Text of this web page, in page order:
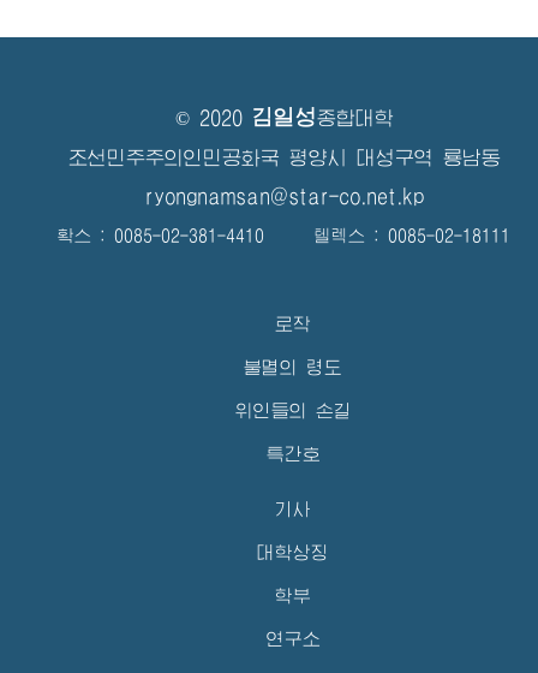
© 2020 김일성종합대학
조선민주주의인민공화국 평양시 대성구역 룡남동
ryongnamsan@star-co.net.kp
확스 : 0085-02-381-4410 텔렉스 : 0085-02-18111
로작
불멸의 령도
위인들의 손길
특간호
기사
대학상징
학부
연구소